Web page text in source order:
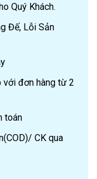
Quý Khách.
Đế, Lỗi Sản
với đơn hàng từ 2
toán
CK qua